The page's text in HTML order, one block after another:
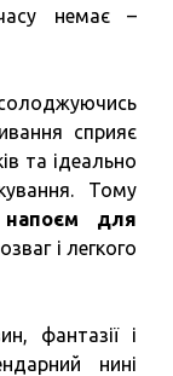
немає –
сприяє
та ідеально
Тому
напоєм для
і легкого
фантазії і
нині